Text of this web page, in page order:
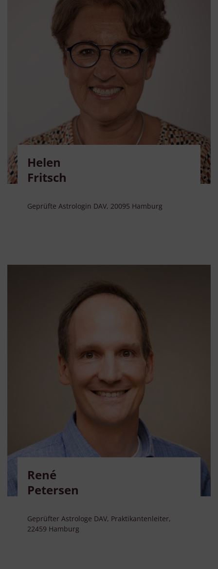
Helen
Fritsch
Geprüfte Astrologin DAV, 20095 Hamburg
René
Petersen
Geprüfter Astrologe DAV, Praktikantenleiter,
22459 Hamburg